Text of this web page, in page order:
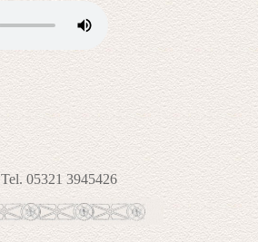
Tel. 05321 3945426